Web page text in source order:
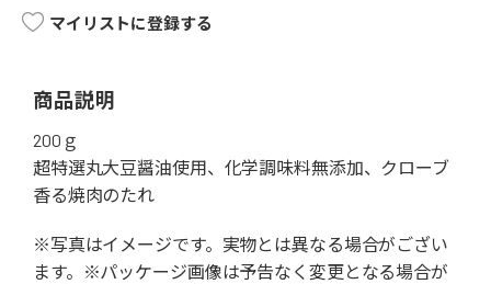
マイリストに登録する
商品説明
200ｇ
超特選丸大豆醤油使用、化学調味料無添加、クローブ
香る焼肉のたれ
※写真はイメージです。実物とは異なる場合がござい
ます。※パッケージ画像は予告なく変更となる場合が